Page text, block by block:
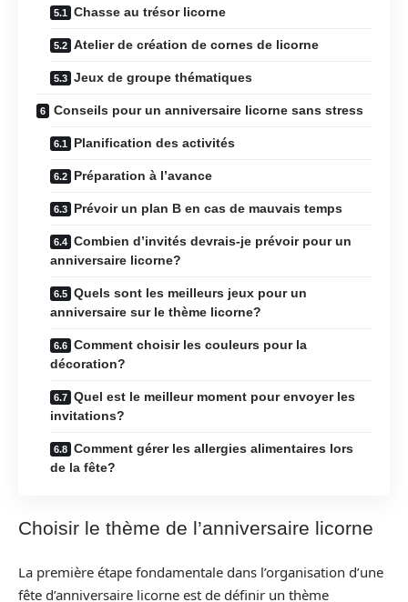
Chasse au trésor licorne
Atelier de création de cornes de licorne
Jeux de groupe thématiques
Conseils pour un anniversaire licorne sans stress
Planification des activités
Préparation à l’avance
Prévoir un plan B en cas de mauvais temps
Combien d’invités devrais-je prévoir pour un
anniversaire licorne?
Quels sont les meilleurs jeux pour un
anniversaire sur le thème licorne?
Comment choisir les couleurs pour la
décoration?
Quel est le meilleur moment pour envoyer les
invitations?
Comment gérer les allergies alimentaires lors
de la fête?
Choisir le thème de l’anniversaire licorne
La première étape fondamentale dans l’organisation d’une
fête d’anniversaire licorne est de définir un thème